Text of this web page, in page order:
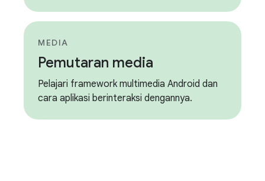
MEDIA
Pemutaran media
Pelajari framework multimedia Android dan
cara aplikasi berinteraksi dengannya.